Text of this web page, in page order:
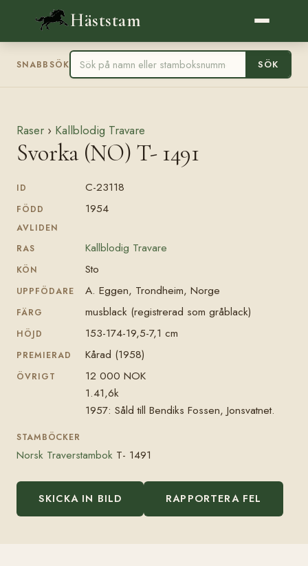
Häststam
SNABBSÖK SÖK
Raser › Kallblodig Travare
Svorka (NO) T- 1491
ID C-23118
FÖDD 1954
AVLIDEN
RAS
Kallblodig Travare
KÖN Sto
UPPFÖDARE A. Eggen, Trondheim, Norge
FÄRG musblack (registrerad som gråblack)
HÖJD 153-174-19,5-7,1 cm
PREMIERAD Kårad (1958)
ÖVRIGT
12 000 NOK
1.41,6k
1957: Såld till Bendiks Fossen, Jonsvatnet.
STAMBÖCKER
Norsk Traverstambok T- 1491
SKICKA IN BILD RAPPORTERA FEL